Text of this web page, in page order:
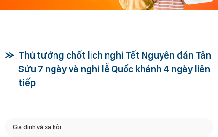
Thủ tướng chốt lịch nghỉ Tết Nguyên đán Tân
Sửu 7 ngày và nghỉ lễ Quốc khánh 4 ngày liên
tiếp
Gia đình và xã hội